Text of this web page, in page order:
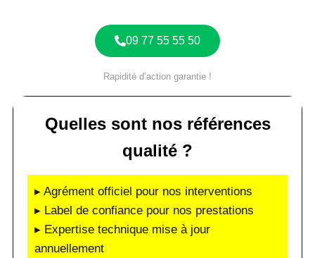
09 77 55 55 50
Rapidité d’action garantie !
Quelles sont nos références
qualité ?
▸ Agrément officiel pour nos interventions
▸ Label de confiance pour nos prestations
▸ Expertise technique mise à jour
annuellement